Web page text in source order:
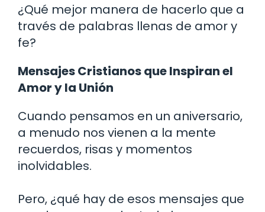
¿Qué mejor manera de hacerlo que a
través de palabras llenas de amor y
fe?
Mensajes Cristianos que Inspiran el
Amor y la Unión
Cuando pensamos en un aniversario,
a menudo nos vienen a la mente
recuerdos, risas y momentos
inolvidables.
Pero, ¿qué hay de esos mensajes que